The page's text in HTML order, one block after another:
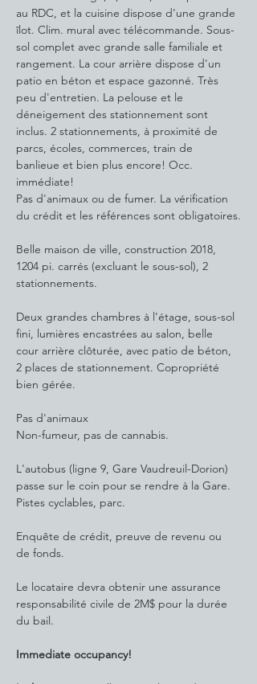
au RDC, et la cuisine dispose d'une grande
îlot. Clim. mural avec télécommande. Sous-
sol complet avec grande salle familiale et
rangement. La cour arrière dispose d'un
patio en béton et espace gazonné. Très
peu d'entretien. La pelouse et le
déneigement des stationnement sont
inclus. 2 stationnements, à proximité de
parcs, écoles, commerces, train de
banlieue et bien plus encore! Occ.
immédiate!
Pas d'animaux ou de fumer. La vérification
du crédit et les références sont obligatoires.
Belle maison de ville, construction 2018,
1204 pi. carrés (excluant le sous-sol), 2
stationnements.
Deux grandes chambres à l'étage, sous-sol
fini, lumières encastrées au salon, belle
cour arrière clôturée, avec patio de béton,
2 places de stationnement. Copropriété
bien gérée.
Pas d'animaux
Non-fumeur, pas de cannabis.
L'autobus (ligne 9, Gare Vaudreuil-Dorion)
passe sur le coin pour se rendre à la Gare.
Pistes cyclables, parc.
Enquête de crédit, preuve de revenu ou
de fonds.
Le locataire devra obtenir une assurance
responsabilité civile de 2M$ pour la durée
du bail.
Immediate occupancy!